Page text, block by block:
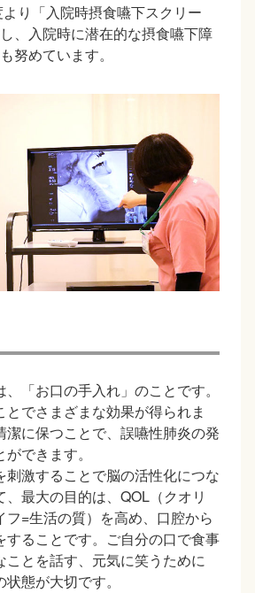
り「入院時摂食嚥下スクリー
、入院時に潜在的な摂食嚥下障
努めています。
、「お口の手入れ」のことです。
とでさまざまな効果が得られま
潔に保つことで、誤嚥性肺炎の発
できます。
刺激することで脳の活性化につな
、最大の目的は、QOL（クオリ
フ=生活の質）を高め、口腔から
することです。ご自分の口で食事
ことを話す、元気に笑うために
態が大切です。